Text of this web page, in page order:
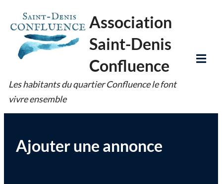
to
content
Association
Saint-Denis
Confluence
Les habitants du quartier Confluence le font
vivre ensemble
Ajouter une annonce